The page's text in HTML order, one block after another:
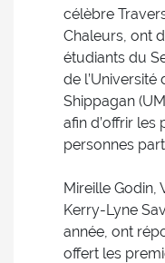
célèbre
Chaleurs, ont
étudiants du
de
Shippagan
afin d’offrir les
personnes
Mireille Godin,
Kerry-Lyne
année, ont
offert les